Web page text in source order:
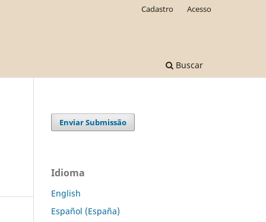
Buscar
Cadastro Acesso
Enviar Submissão
Idioma
English
Español (España)